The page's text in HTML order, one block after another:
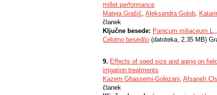
millet performance
Mateja Grašič, Aleksandra Golob,
članek
Ključne besede: Panicum miliaceum L.
Celotno besedilo (datoteka, 2,35 MB)
9. Effects of seed size and aging on
irrigation treatments
Kazem Ghassemi-Golezani, Afsaneh
članek